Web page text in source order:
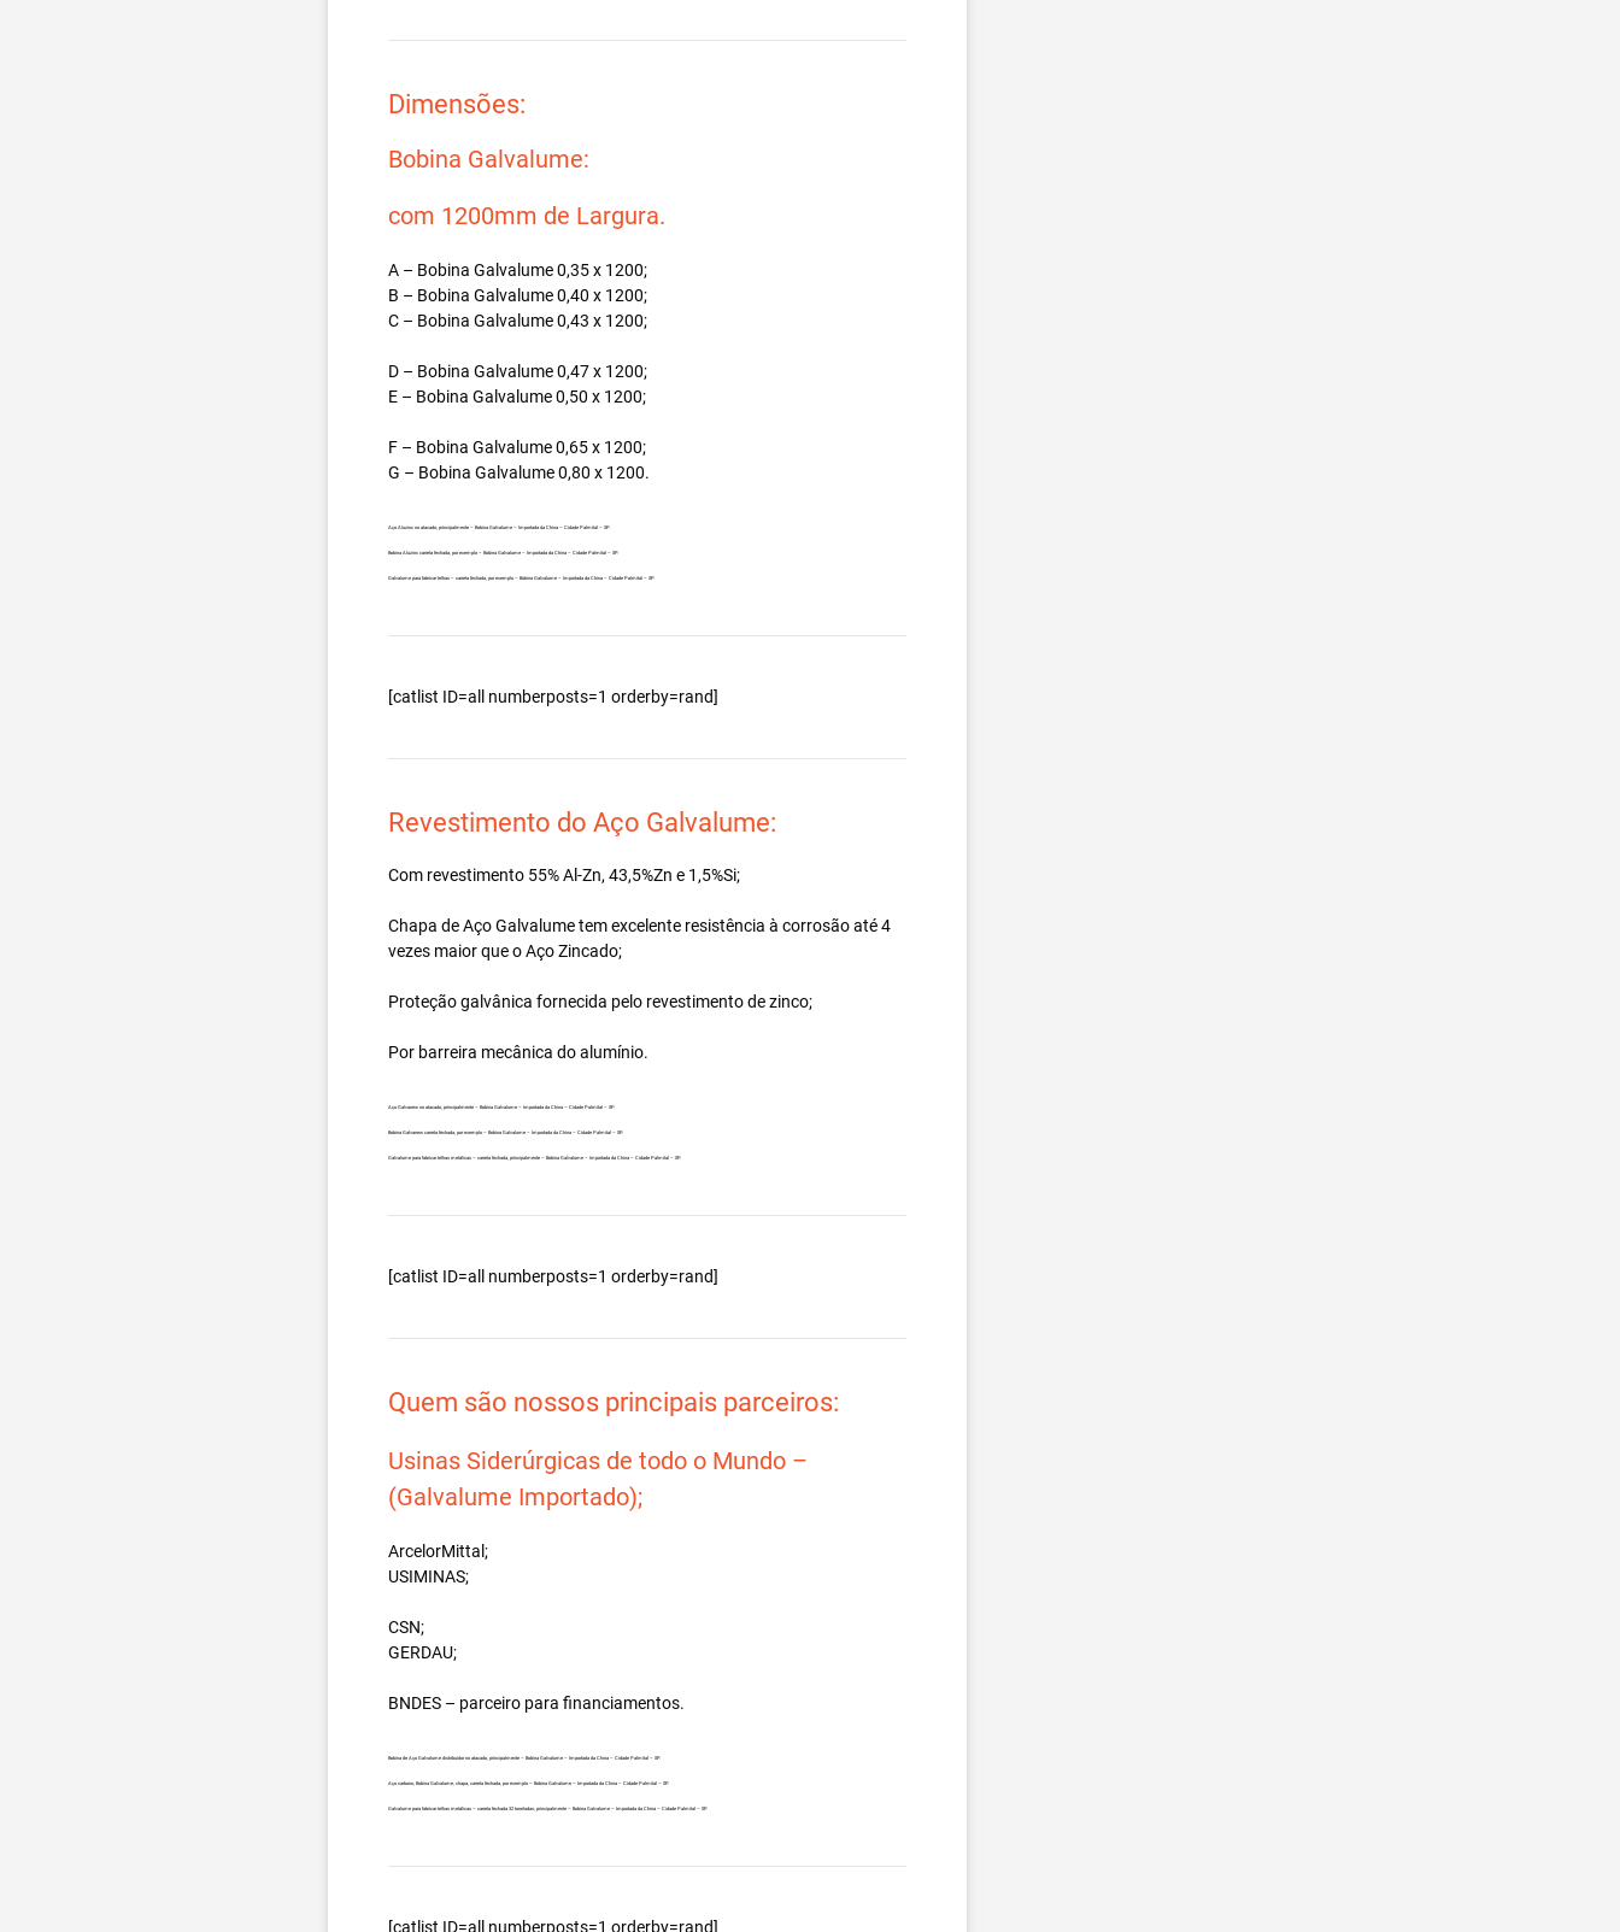
Dimensões:
Bobina Galvalume:
com 1200mm de Largura.
A – Bobina Galvalume 0,35 x 1200;
B – Bobina Galvalume 0,40 x 1200;
C – Bobina Galvalume 0,43 x 1200;
D – Bobina Galvalume 0,47 x 1200;
E – Bobina Galvalume 0,50 x 1200;
F – Bobina Galvalume 0,65 x 1200;
G – Bobina Galvalume 0,80 x 1200.
Aço Aluzinc no atacado, principalmente – Bobina Galvalume – Importada da China – Cidade Palmital – SP.
Bobina Aluzinc carreta fechada, por exemplo – Bobina Galvalume – Importada da China – Cidade Palmital – SP.
Galvalume para fabricar telhas – carreta fechada, por exemplo – Bobina Galvalume – Importada da China – Cidade Palmital – SP.
[catlist ID=all numberposts=1 orderby=rand]
Revestimento do Aço Galvalume:
Com revestimento 55% Al-Zn, 43,5%Zn e 1,5%Si;
Chapa de Aço Galvalume tem excelente resistência à corrosão até 4
vezes maior que o Aço Zincado;
Proteção galvânica fornecida pelo revestimento de zinco;
Por barreira mecânica do alumínio.
Aço Galvanew no atacado, principalmente – Bobina Galvalume – Importada da China – Cidade Palmital – SP.
Bobina Galvanew carreta fechada, por exemplo – Bobina Galvalume – Importada da China – Cidade Palmital – SP.
Galvalume para fabricar telhas metálicas – carreta fechada, principalmente – Bobina Galvalume – Importada da China – Cidade Palmital – SP.
[catlist ID=all numberposts=1 orderby=rand]
Quem são nossos principais parceiros:
Usinas Siderúrgicas de todo o Mundo –
(Galvalume Importado);
ArcelorMittal;
USIMINAS;
CSN;
GERDAU;
BNDES – parceiro para financiamentos.
Bobina de Aço Galvalume distribuidor no atacado, principalmente – Bobina Galvalume – Importada da China – Cidade Palmital – SP.
Aço carbono, Bobina Galvalume, chapa, carreta fechada, por exemplo – Bobina Galvalume – Importada da China – Cidade Palmital – SP.
Galvalume para fabricar telhas metálicas – carreta fechada 32 toneladas, principalmente – Bobina Galvalume – Importada da China – Cidade Palmital – SP.
[catlist ID=all numberposts=1 orderby=rand]